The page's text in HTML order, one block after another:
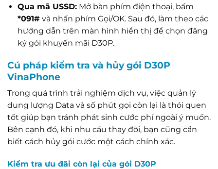
Qua mã USSD:Mở bàn phím điện thoại, bấm
*091#và nhấn phím Gọi/OK. Sau đó, làm theo các
hướng dẫn trên màn hình hiển thị để chọn đăng
ký gói khuyến mãi D30P.
Cú pháp kiểm tra và hủy gói D30P
VinaPhone
Trong quá trình trải nghiệm dịch vụ, việc quản lý
dung lượng Data và số phút gọi còn lại là thói quen
tốt giúp bạn tránh phát sinh cước phí ngoài ý muốn.
Bên cạnh đó, khi nhu cầu thay đổi, bạn cũng cần
biết cách hủy gói cước một cách chính xác.
Kiểm tra ưu đãi còn lại của gói D30P